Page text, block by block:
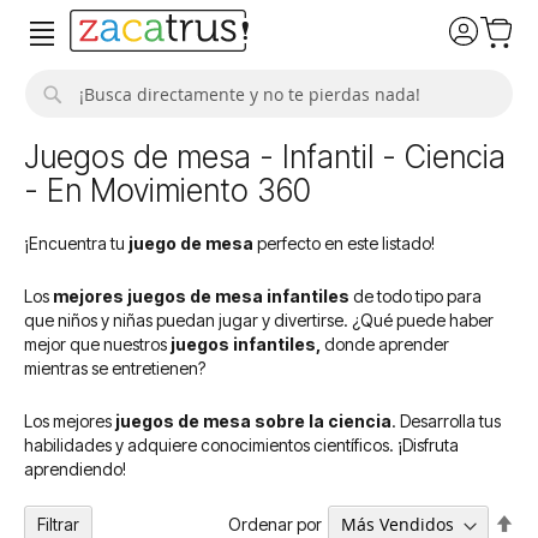
Juegos de mesa - Infantil - Ciencia
- En Movimiento 360
¡Encuentra tu juego de mesa perfecto en este listado!
Los mejores juegos de mesa infantiles de todo tipo para
que niños y niñas puedan jugar y divertirse. ¿Qué puede haber
mejor que nuestros juegos infantiles, donde aprender
mientras se entretienen?
Los mejores juegos de mesa sobre la ciencia. Desarrolla tus
habilidades y adquiere conocimientos científicos. ¡Disfruta
aprendiendo!
Ordenar por
Filtrar